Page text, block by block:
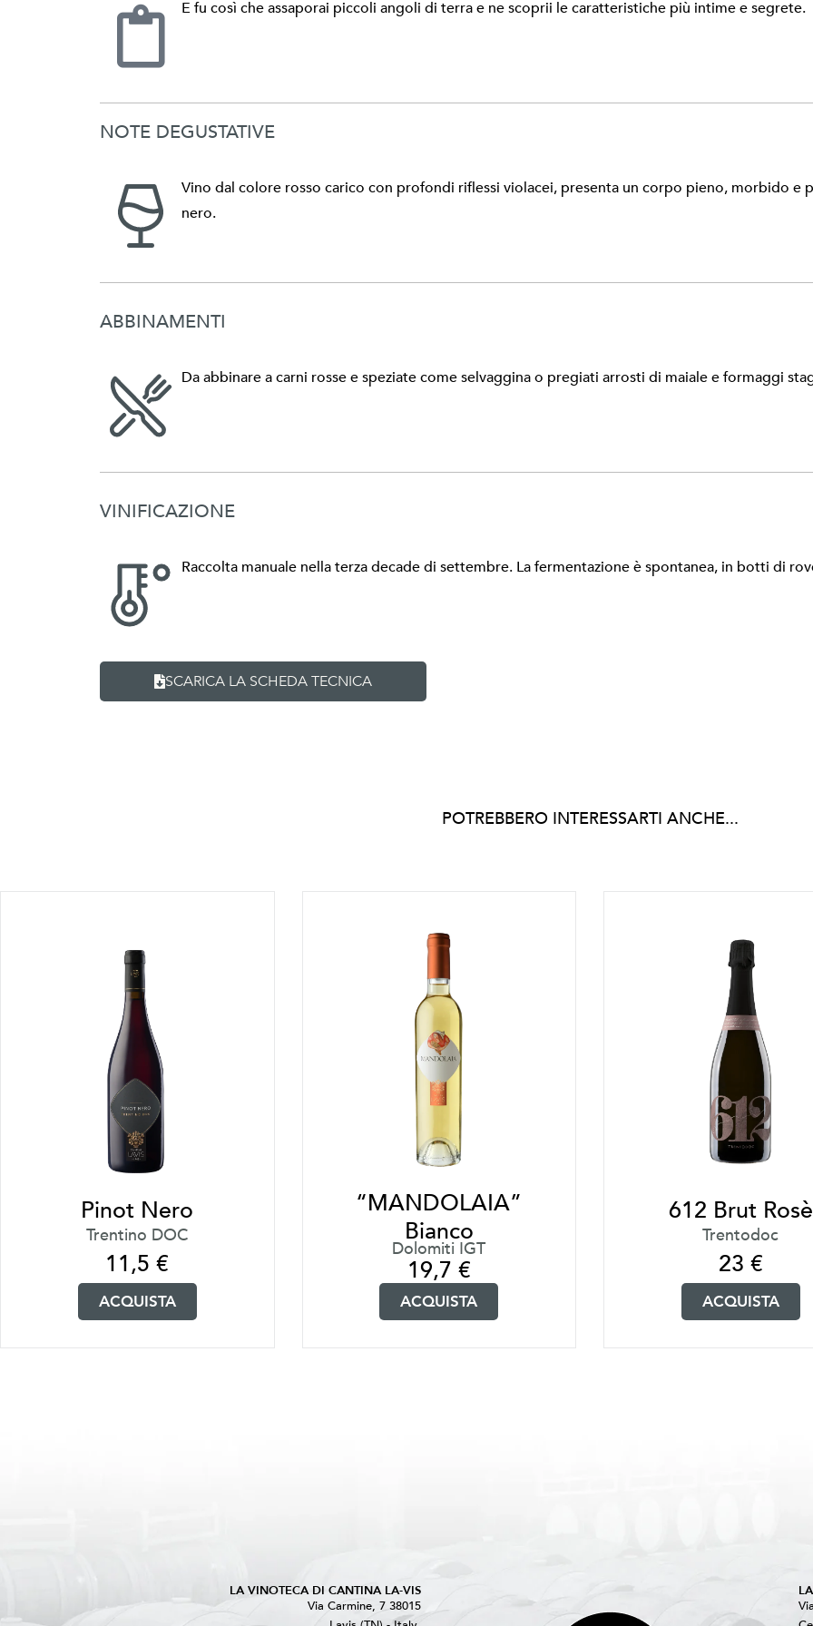
E fu così che assaporai piccoli angoli di terra e ne scoprii le caratteristiche più intime e segrete.
NOTE DEGUSTATIVE
Vino dal colore rosso carico con profondi riflessi violacei, presenta un corpo pieno, morbido
nero.
ABBINAMENTI
Da abbinare a carni rosse e speziate come selvaggina o pregiati arrosti di maiale e formaggi
VINIFICAZIONE
Raccolta manuale nella terza decade di settembre. La fermentazione è spontanea, in botti di
SCARICA LA SCHEDA TECNICA
POTREBBERO INTERESSARTI ANCHE...
Pinot Nero
Trentino DOC
11,5€
ACQUISTA
“MANDOLAIA”
Bianco
Dolomiti IGT
19,7 €
ACQUISTA
612 Brut Rosè
Trentodoc
23 €
ACQUISTA
LA VINOTECA DI CANTINA LA-VIS
Via Carmine, 7 38015